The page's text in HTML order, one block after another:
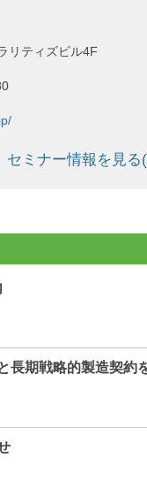
リティズビル4F
セミナー情報を見る
長期戦略的製造契